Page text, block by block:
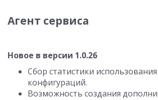
Агент сервиса
Новое в версии 1.0.26
Сбор статистики
конфигураций.
Возможность создания